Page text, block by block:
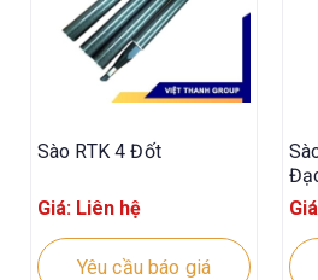
Sào RTK 4 Đốt
Giá: Liên hệ
Yêu cầu báo giá